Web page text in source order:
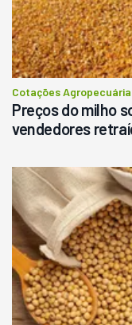
Cotações
Preços do milho
vendedores